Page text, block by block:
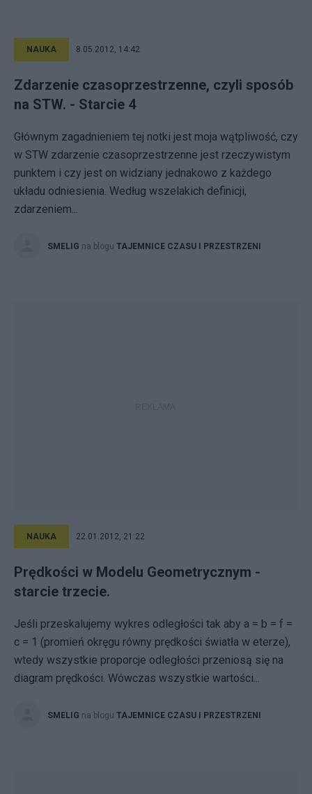
NAUKA 8.05.2012, 14:42
Zdarzenie czasoprzestrzenne, czyli sposób
na STW. - Starcie 4
Głównym zagadnieniem tej notki jest moja wątpliwość, czy
w STW zdarzenie czasoprzestrzenne jest rzeczywistym
punktem i czy jest on widziany jednakowo z każdego
układu odniesienia. Według wszelakich definicji,
zdarzeniem...
SMELIG na blogu TAJEMNICE CZASU I PRZESTRZENI
NAUKA 22.01.2012, 21:22
Prędkości w Modelu Geometrycznym -
starcie trzecie.
Jeśli przeskalujemy wykres odległości tak aby a = b = f =
c = 1 (promień okręgu równy prędkości światła w eterze),
wtedy wszystkie proporcje odległości przeniosą się na
diagram prędkości. Wówczas wszystkie wartości...
SMELIG na blogu TAJEMNICE CZASU I PRZESTRZENI